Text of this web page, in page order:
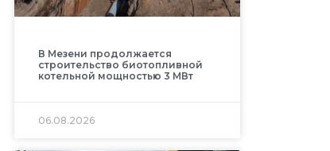
В Мезени продолжается
строительство биотопливной
котельной мощностью 3 МВт
06.08.2026